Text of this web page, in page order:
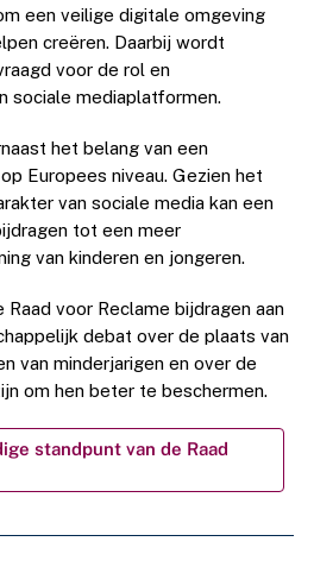
een veilige digitale omgeving
creëren. Daarbij wordt
voor de rol en
sociale mediaplatformen.
het belang van een
Europees niveau. Gezien het
van sociale media kan een
tot een meer
van kinderen en jongeren.
voor Reclame bijdragen aan
debat over de plaats van
van minderjarigen en over de
om hen beter te beschermen.
standpunt van de Raad